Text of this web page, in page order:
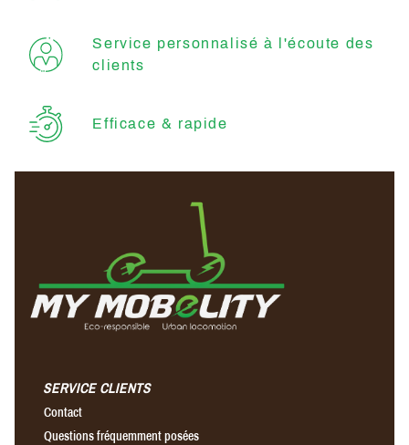
Service personnalisé à l'écoute des
clients
Efficace & rapide
SERVICE CLIENTS
Contact
Questions fréquemment posées